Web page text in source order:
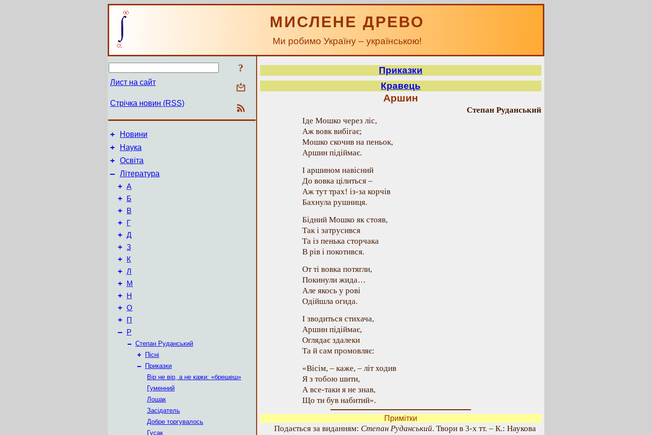
МИСЛЕНЕ ДРЕВО
Ми робимо Україну – українською!
?
Лист на сайт
Стрічка новин (RSS)
+ Новини
+ Наука
+ Освіта
– Література
+ А
+ Б
+ В
+ Г
+ Д
+ З
+ К
+ Л
+ М
+ Н
+ О
+ П
– Р
– Степан Руданський
+
Пісні
–
Приказки
Вір не вір, а не кажи: «брешеш»
Гуменний
Лошак
Засідатель
Добре торгувалось
Гусак
Приказки
Кравець
Аршин
Степан Руданський
Іде Мошко через ліс,
Аж вовк вибігає;
Мошко скочив на пеньок,
Аршин підіймає.
І аршином навісний
До вовка цілиться –
Аж тут трах! із-за корчів
Бахнула рушниця.
Бідний Мошко як стояв,
Так і затрусився
Та із пенька сторчака
В рів і покотився.
От ті вовка потягли,
Покинули жида…
Але якось у рові
Одійшла огида.
І зводиться стихача,
Аршин підіймає,
Оглядає здалеки
Та й сам промовляє:
«Вісім, – каже, – літ ходив
Я з тобою шити,
А все-таки я не знав,
Що ти був набитий».
Примітки
Подається за виданням: Степан Руданський. Твори в 3-х тт. – К.: Наукова